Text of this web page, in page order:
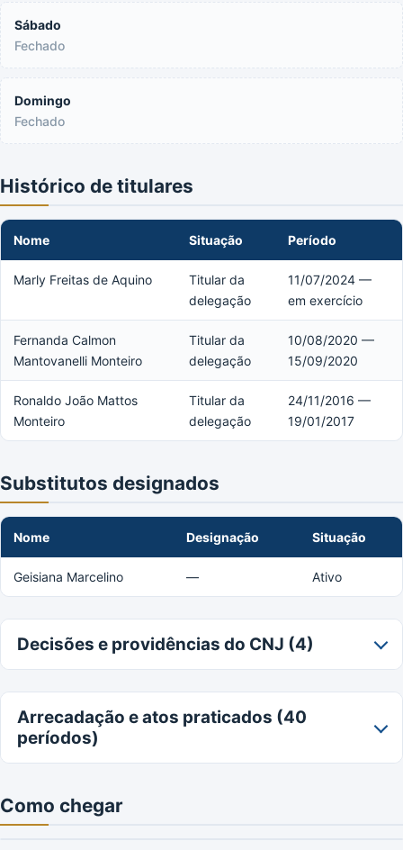
Sábado
Fechado
Domingo
Fechado
Histórico de titulares
Nome Situação Período
Marly Freitas de Aquino
Titular da
delegação
11/07/2024 —
em exercício
Fernanda Calmon
Mantovanelli Monteiro
Titular da
delegação
10/08/2020 —
15/09/2020
Ronaldo João Mattos
Monteiro
Titular da
delegação
24/11/2016 —
19/01/2017
Substitutos designados
Nome Designação Situação
Geisiana Marcelino — Ativo
Decisões e providências do CNJ (4)
Arrecadação e atos praticados (40
períodos)
Como chegar